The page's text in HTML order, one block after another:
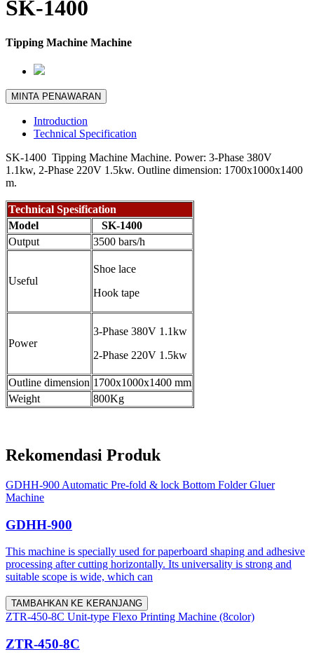
SK-1400
Tipping Machine Machine
MINTA PENAWARAN
Introduction
Technical Specification
SK-1400 Tipping Machine Machine. Power: 3-Phase 380V
1.1kw, 2-Phase 220V 1.5kw. Outline dimension: 1700x1000x1400
m.
Technical Spesification
Model
SK-1400
Output
3500 bars/h
Useful
Shoe lace
Hook tape
Power
3-Phase 380V 1.1kw
2-Phase 220V 1.5kw
Outline dimension 1700x1000x1400 mm
Weight
800Kg
Rekomendasi Produk
GDHH-900 Automatic Pre-fold & lock Bottom Folder Gluer
Machine
GDHH-900
This machine is specially used for paperboard shaping and adhesive
processing after cutting horizontally. Its universality is strong and
suitable scope is wide, which can
TAMBAHKAN KE KERANJANG
ZTR-450-8C Unit-type Flexo Printing Machine (8color)
ZTR-450-8C